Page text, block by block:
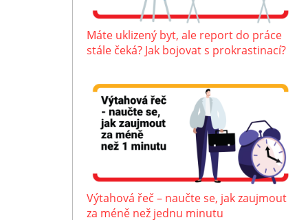
Máte uklizený byt, ale report do práce
stále čeká? Jak bojovat s prokrastinací?
Výtahová řeč – naučte se, jak zaujmout
za méně než jednu minutu